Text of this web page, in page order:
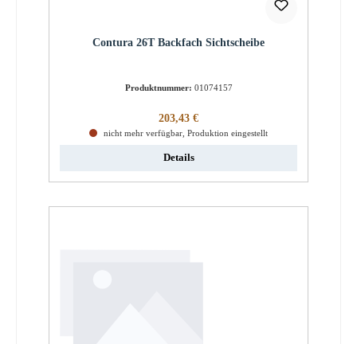
Contura 26T Backfach Sichtscheibe
Produktnummer: 01074157
Regulärer Preis:
203,43 €
nicht mehr verfügbar, Produktion eingestellt
Details